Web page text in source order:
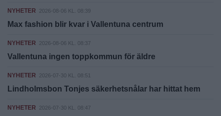
NYHETER 2026-08-06 KL. 08:39
Max fashion blir kvar i Vallentuna centrum
NYHETER 2026-08-06 KL. 08:37
Vallentuna ingen toppkommun för äldre
NYHETER 2026-07-30 KL. 08:51
Lindholmsbon Tonjes säkerhetsnålar har hittat hem
NYHETER 2026-07-30 KL. 08:47